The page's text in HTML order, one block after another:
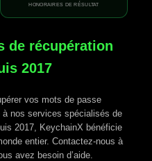
HONORAIRES DE RÉSULTAT
de récupération
2017
vos mots de passe
nos services spécialisés de
2017, KeychainX bénéficie
entier. Contactez-nous à
avez besoin d’aide.